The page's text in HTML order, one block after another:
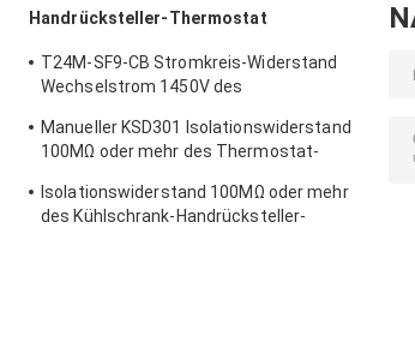
Handrücksteller-Thermostat
T24M-SF9-CB Stromkreis-Widerstand
Wechselstrom 1450V des
Min.
Manueller KSD301 Isolationswiderstand
100MΩ oder mehr des Thermostat-
Isolationswiderstand 100MΩ oder mehr
des Kühlschrank-Handrücksteller-